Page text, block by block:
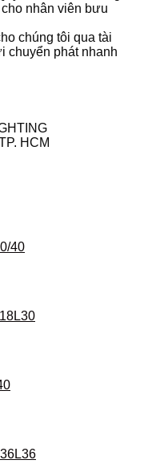
nhân viên bưu
chúng tôi qua tài
chuyển phát nhanh
HCM
40